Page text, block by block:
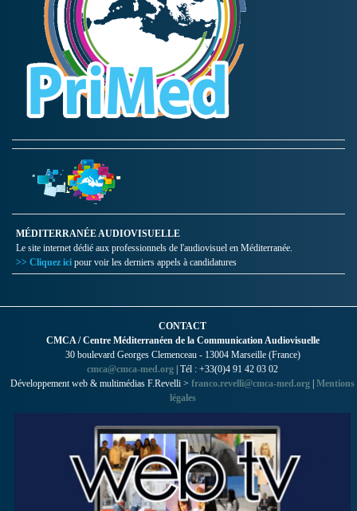
MÉDITERRANÉE AUDIOVISUELLE
Le site internet dédié aux professionnels de l'audiovisuel en Méditerranée.
>> Cliquez ici pour voir les derniers appels à candidatures
CONTACT
CMCA / Centre Méditerranéen de la Communication Audiovisuelle
30 boulevard Georges Clemenceau - 13004 Marseille (France)
cmca@cmca-med.org | Tél : +33(0)4 91 42 03 02
Développement web & multimédias F.Revelli > franco.revelli@cmca-med.org | Mentions
légales